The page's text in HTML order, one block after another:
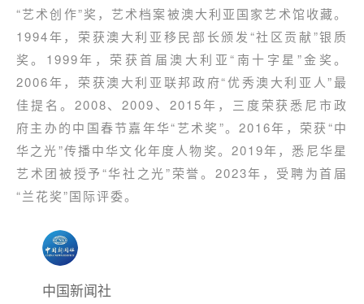
“艺术创作”奖，艺术档案被澳大利亚国家艺术馆收藏。
1994年，荣获澳大利亚移民部长颁发“社区贡献”银质
奖。1999年，荣获首届澳大利亚“南十字星”金奖。
2006年，荣获澳大利亚联邦政府“优秀澳大利亚人”最
佳提名。2008、2009、2015年，三度荣获悉尼市政
府主办的中国春节嘉年华“艺术奖”。2016年，荣获“中
华之光”传播中华文化年度人物奖。2019年，悉尼华星
艺术团被授予“华社之光”荣誉。2023年，受聘为首届
“兰花奖”国际评委。
中国新闻社